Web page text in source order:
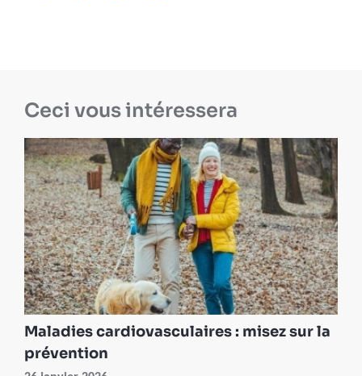
Ceci vous intéressera
Maladies cardiovasculaires : misez sur la
prévention